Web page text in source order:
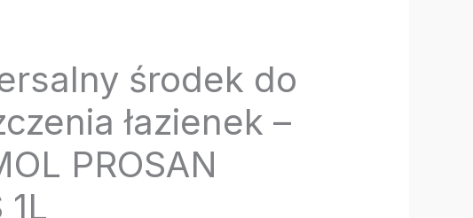
środek do
łazienek –
PROSAN
1L